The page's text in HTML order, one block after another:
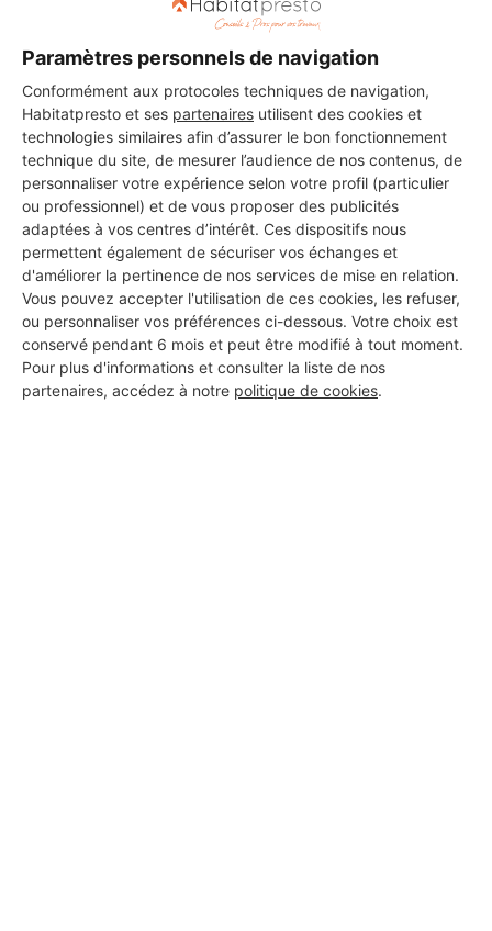
Paramètres personnels de navigation
Conformément aux protocoles techniques de navigation,
Habitatpresto et ses partenaires utilisent des cookies et
technologies similaires afin d’assurer le bon fonctionnement
technique du site, de mesurer l’audience de nos contenus, de
personnaliser votre expérience selon votre profil (particulier
ou professionnel) et de vous proposer des publicités
adaptées à vos centres d’intérêt. Ces dispositifs nous
permettent également de sécuriser vos échanges et
d'améliorer la pertinence de nos services de mise en relation.
Vous pouvez accepter l'utilisation de ces cookies, les refuser,
ou personnaliser vos préférences ci-dessous. Votre choix est
conservé pendant 6 mois et peut être modifié à tout moment.
Pour plus d'informations et consulter la liste de nos
partenaires, accédez à notre politique de cookies.
Les 1 autres Carreleurs pour
vos travaux à Chambray-lès-
Tours
GERMAIN DAVID
Chambray-lès-Tours
11 ans d'expérience
Voir sa fiche